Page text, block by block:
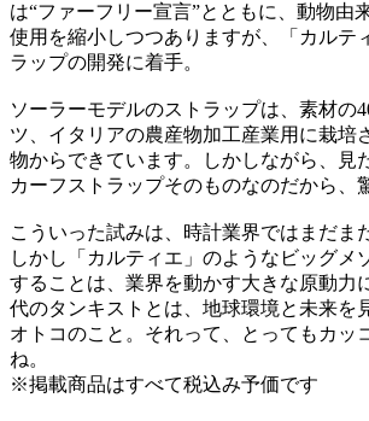
は“ファーフリー宣言”とともに、動物由
使用を縮小しつつありますが、「カルテ
ラップの開発に着手。
ソーラーモデルのストラップは、素材の
ツ、イタリアの農産物加工産業用に栽培
物からできています。しかしながら、見
カーフストラップそのものなのだから、
こういった試みは、時計業界ではまだま
しかし「カルティエ」のようなビッグメ
することは、業界を動かす大きな原動力
代のタンキストとは、地球環境と未来を
オトコのこと。それって、とってもカッ
ね。
※掲載商品はすべて税込み予価です